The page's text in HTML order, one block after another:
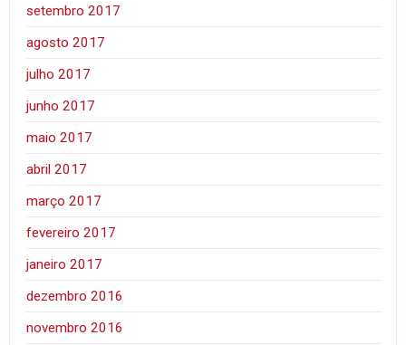
setembro 2017
agosto 2017
julho 2017
junho 2017
maio 2017
abril 2017
março 2017
fevereiro 2017
janeiro 2017
dezembro 2016
novembro 2016